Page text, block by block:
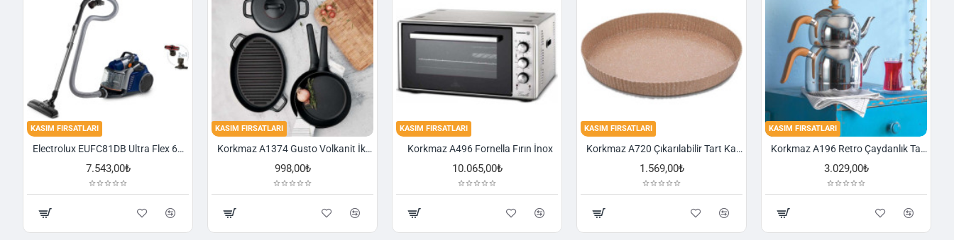
KASIM FIRSATLARI
Electrolux EUFC81DB Ultra Flex 650 W Toz Torbasız Süpürge
7.543,00₺
KASIM FIRSATLARI
Korkmaz A1374 Gusto Volkanit İki Kulplu Oval Tava
998,00₺
KASIM FIRSATLARI
Korkmaz A496 Fornella Fırın İnox
10.065,00₺
KASIM FIRSATLARI
Korkmaz A720 Çıkarılabilir Tart Kalıbı Granit 29,5 cm
1.569,00₺
KASIM FIRSATLARI
Korkmaz A196 Retro Çaydanlık Takımı
3.029,00₺